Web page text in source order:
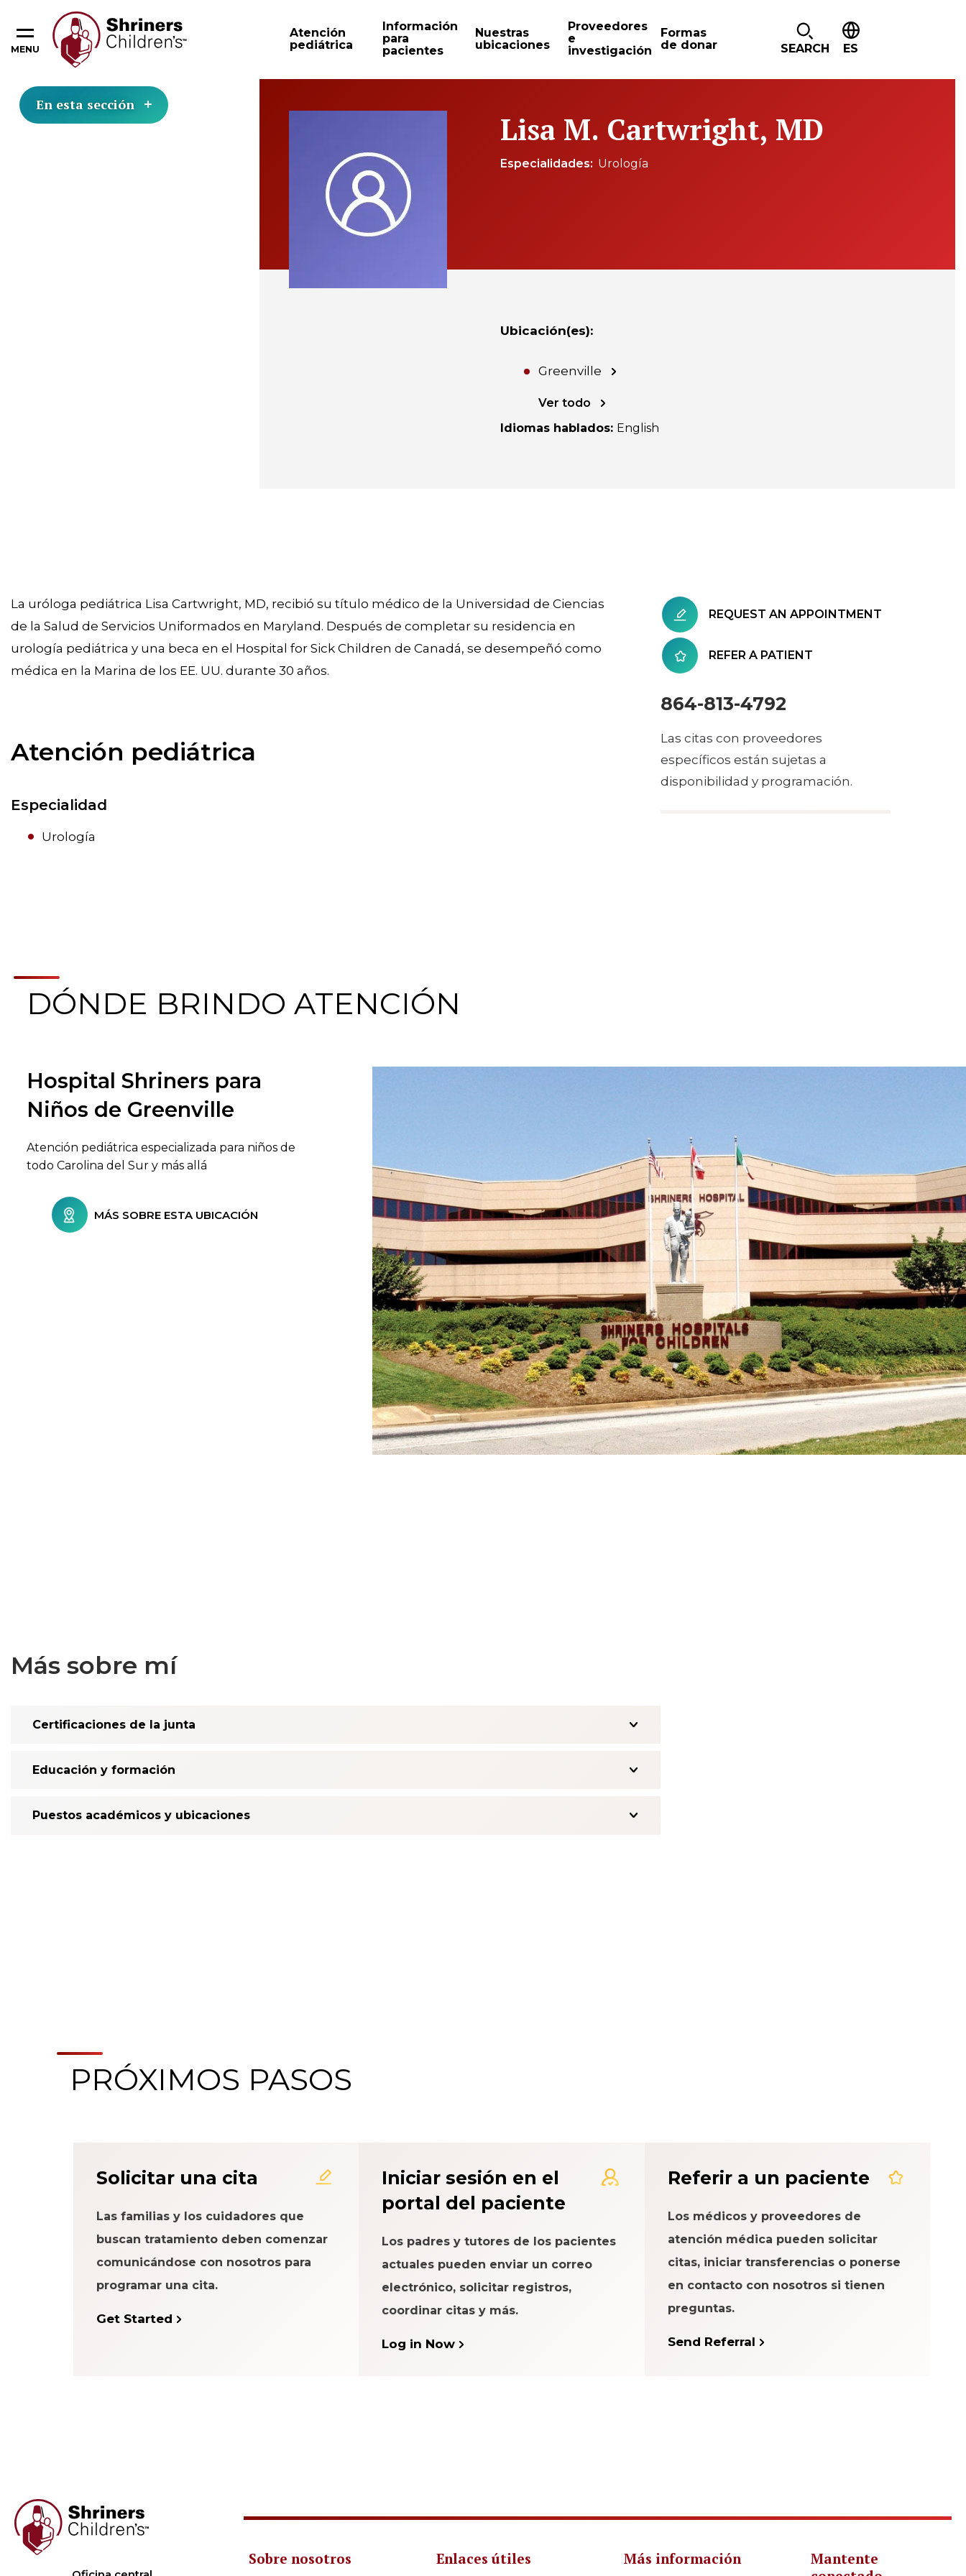
MENU
Atención
pediátrica
Información
para
pacientes
Nuestras
ubicaciones
Proveedores
e
investigación
Formas
de donar
SEARCH ES
En esta sección
Lisa M. Cartwright, MD
Especialidades Urología
Ubicación(es):
Greenville
Ver todo
Idiomas hablados: English
La uróloga pediátrica Lisa Cartwright, MD, recibió su título médico de la Universidad de Ciencias
de la Salud de Servicios Uniformados en Maryland. Después de completar su residencia en
urología pediátrica y una beca en el Hospital for Sick Children de Canadá, se desempeñó como
médica en la Marina de los EE. UU. durante 30 años.
Atención pediátrica
Especialidad
Urología
REQUEST AN APPOINTMENT
REFER A PATIENT
864-813-4792
Las citas con proveedores
específicos están sujetas a
disponibilidad y programación.
DÓNDE BRINDO ATENCIÓN
Buscar centros de atención
Hospital Shriners para
Niños de Greenville
Atención pediátrica especializada para niños de
todo Carolina del Sur y más allá
MÁS SOBRE ESTA UBICACIÓN
Más sobre mí
Certificaciones de la junta
Educación y formación
Puestos académicos y ubicaciones
Paciente
PRÓXIMOS PASOS
Solicitar una cita
Las familias y los cuidadores que
buscan tratamiento deben comenzar
comunicándose con nosotros para
programar una cita.
Get Started
Iniciar sesión en el
portal del paciente
Los padres y tutores de los pacientes
actuales pueden enviar un correo
electrónico, solicitar registros,
coordinar citas y más.
Log in Now
Referir a un paciente
Los médicos y proveedores de
atención médica pueden solicitar
citas, iniciar transferencias o ponerse
en contacto con nosotros si tienen
preguntas.
Send Referral
Sobre nosotros Enlaces útiles Más información
Mantente